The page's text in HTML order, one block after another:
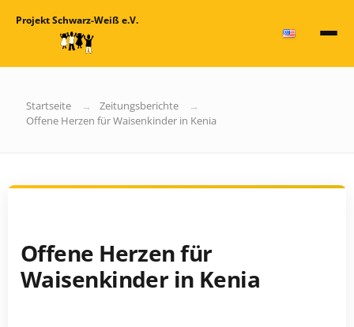
Projekt Schwarz-Weiß e.V.
Startseite
Zeitungsberichte
Offene Herzen für Waisenkinder in Kenia
Offene Herzen für
Waisenkinder in Kenia